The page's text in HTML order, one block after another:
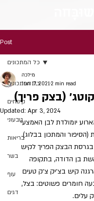
Post
כל המתכונים
קינוחים
טבעוני
בריאות
בשר
עוף
דגים
כל המתכונים
(בצק פריך)
מילכה
Jun 17, 20212 min read
Updated: Apr 3, 2024
יומולדת לבן האמצעי
והמתכון בבלוג).
הבצק הפריך לקיש
בן הדודה, בתקופה
קיש בצ׳יק צ׳ק טעים
חומרים פשוטים: בצל,
עלים.